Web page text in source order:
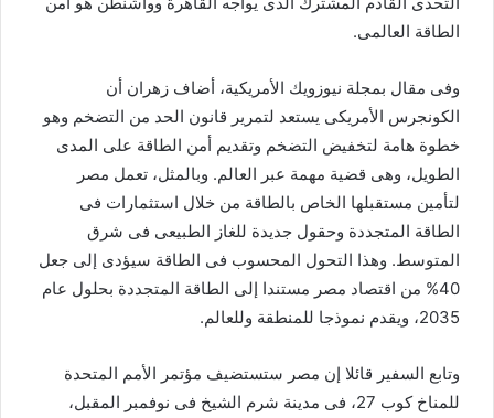
الطاقة العالمى.
وفى مقال بمجلة نيوزويك الأمريكية، أضاف زهران أن
الكونجرس الأمريكى يستعد لتمرير قانون الحد من التضخم وهو
خطوة هامة لتخفيض التضخم وتقديم أمن الطاقة على المدى
الطويل، وهى قضية مهمة عبر العالم. وبالمثل، تعمل مصر
لتأمين مستقبلها الخاص بالطاقة من خلال استثمارات فى
الطاقة المتجددة وحقول جديدة للغاز الطبيعى فى شرق
المتوسط. وهذا التحول المحسوب فى الطاقة سيؤدى إلى جعل
40% من اقتصاد مصر مستندا إلى الطاقة المتجددة بحلول عام
2035، ويقدم نموذجا للمنطقة وللعالم.
وتابع السفير قائلا إن مصر ستستضيف مؤتمر الأمم المتحدة
للمناخ كوب 27، فى مدينة شرم الشيخ فى نوفمبر المقبل،